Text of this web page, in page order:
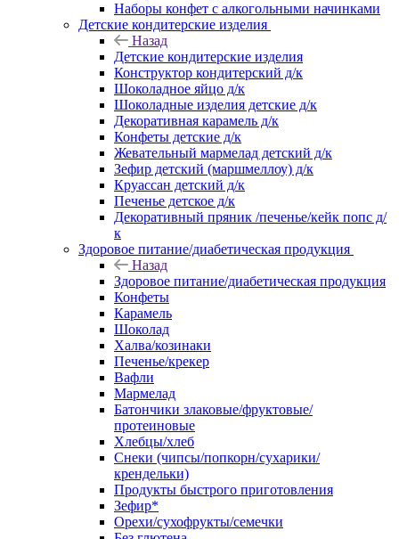
Наборы конфет с алкогольными начинками
Детские кондитерские изделия
Назад
Детские кондитерские изделия
Конструктор кондитерский д/к
Шоколадное яйцо д/к
Шоколадные изделия детские д/к
Декоративная карамель д/к
Конфеты детские д/к
Жевательный мармелад детский д/к
Зефир детский (маршмеллоу) д/к
Круассан детский д/к
Печенье детское д/к
Декоративный пряник /печенье/кейк попс д/
к
Здоровое питание/диабетическая продукция
Назад
Здоровое питание/диабетическая продукция
Конфеты
Карамель
Шоколад
Халва/козинаки
Печенье/крекер
Вафли
Мармелад
Батончики злаковые/фруктовые/
протеиновые
Хлебцы/хлеб
Снеки (чипсы/попкорн/сухарики/
крендельки)
Продукты быстрого приготовления
Зефир*
Орехи/сухофрукты/семечки